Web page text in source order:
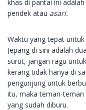
khas di pantai ini
pendek atau asari.
Waktu yang tepat
Jepang di sini adalah
surut, jangan ragu
kerang tidak hanya di
pengunjung untuk
itu, maka teman-
yang sudah diburu.